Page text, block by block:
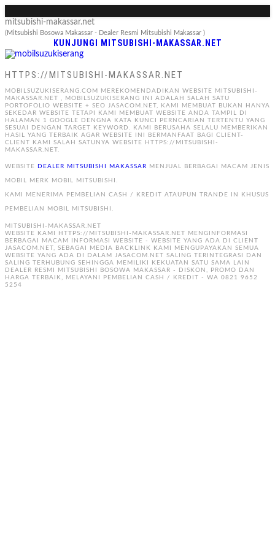
mitsubishi-makassar.net
(Mitsubishi Bosowa Makassar - Dealer Resmi Mitsubishi Makassar )
KUNJUNGI MITSUBISHI-MAKASSAR.NET
HTTPS://MITSUBISHI-MAKASSAR.NET
MOBILSUZUKISERANG.COM MEREKOMENDADIKAN WEBSITE MITSUBISHI-
MAKASSAR.NET , MOBILSUZUKISERANG INI ADALAH SALAH SATU
PORTOFOLIO WEBSITE + SEO JASACOM.NET, KAMI MEMBUAT BUKAN HANYA
SEKEDAR WEBSITE TETAPI KAMI MEMBUAT WEBSITE ANDA TAMPIL DI
HALAMAN 1 GOOGLE DENGNA KATA KUNCI PERNCARIAN TERTENTU YANG
SESUAI DENGAN TARGET KEYWORD. KAMI BERUSAHA SELALU MEMBERIKAN
HASIL YANG TERBAIK AGAR WEBSITE INI BERMANFAAT BAGI CLIENT-
CLIENT KAMI SALAH SATUNYA WEBSITE HTTPS://MITSUBISHI-
MAKASSAR.NET.
WEBSITE DEALER MITSUBISHI MAKASSAR MENJUAL BERBAGAI MACAM JENIS
MOBIL MERK MOBIL MITSUBISHI.
KAMI MENERIMA PEMBELIAN CASH / KREDIT ATAUPUN TRANDE IN KHUSUS
PEMBELIAN MOBIL MITSUBISHI.
MITSUBISHI-MAKASSAR.NET
WEBSITE KAMI HTTPS://MITSUBISHI-MAKASSAR.NET MENGINFORMASI
BERBAGAI MACAM INFORMASI WEBSITE - WEBSITE YANG ADA DI CLIENT
JASACOM.NET, SEBAGAI MEDIA BACKLINK KAMI MENGUPAYAKAN SEMUA
WEBSITE YANG ADA DI DALAM JASACOM.NET SALING TERINTEGRASI DAN
SALING TERHUBUNG SEHINGGA MEMILIKI KEKUATAN SATU SAMA LAIN
DEALER RESMI MITSUBISHI BOSOWA MAKASSAR - DISKON, PROMO DAN
HARGA TERBAIK, MELAYANI PEMBELIAN CASH / KREDIT - WA 0821 9652
5254